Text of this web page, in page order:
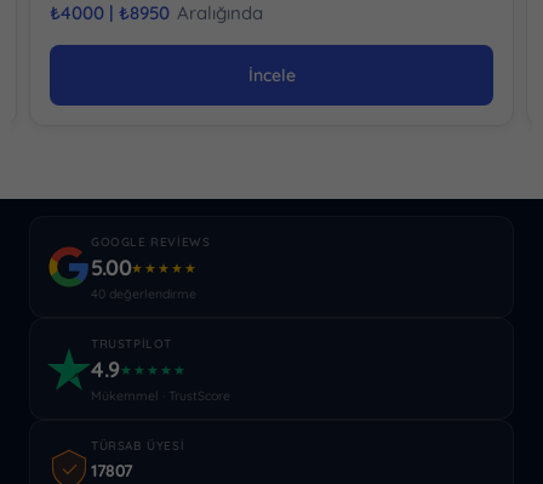
₺4000 | ₺8950 Aralığında
İncele
GOOGLE REVIEWS
5.00★★★★★
40 değerlendirme
TRUSTPILOT
4.9★★★★★
Mükemmel · TrustScore
TÜRSAB ÜYESI
17807